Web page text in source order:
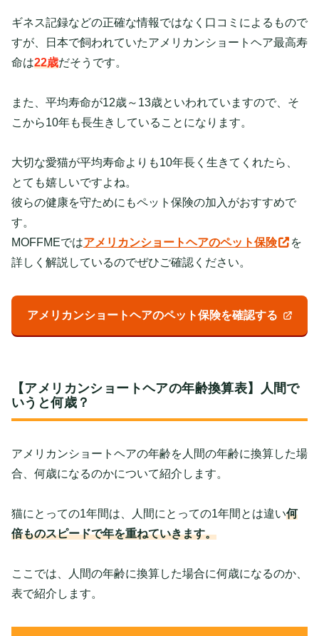
ギネス記録などの正確な情報ではなく口コミによるもので
すが、日本で飼われていたアメリカンショートヘア最高寿
命は22歳だそうです。
また、平均寿命が12歳～13歳といわれていますので、そ
こから10年も長生きしていることになります。
大切な愛猫が平均寿命よりも10年長く生きてくれたら、
とても嬉しいですよね。
彼らの健康を守ためにもペット保険の加入がおすすめで
す。
MOFFMEではアメリカンショートヘアのペット保険
を
詳しく解説しているのでぜひご確認ください。
アメリカンショートヘアのペット保険を確認する
【アメリカンショートヘアの年齢換算表】人間で
いうと何歳？
アメリカンショートヘアの年齢を人間の年齢に換算した場
合、何歳になるのかについて紹介します。
猫にとっての1年間は、人間にとっての1年間とは違い何
倍ものスピードで年を重ねていきます。
ここでは、人間の年齢に換算した場合に何歳になるのか、
表で紹介します。